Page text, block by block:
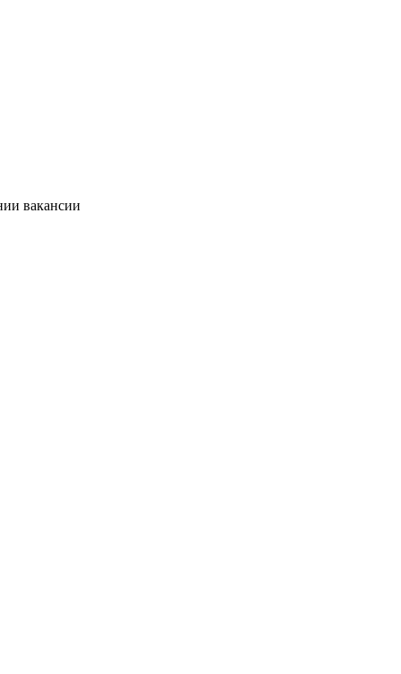
вакансии